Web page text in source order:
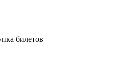
билетов